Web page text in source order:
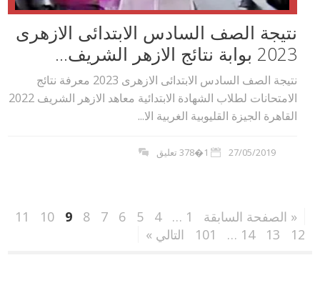
نتيجة الصف السادس الابتدائى الازهرى
2023 بوابة نتائج الازهر الشريف...
نتيجة الصف السادس الابتدائى الازهرى 2023 معرفة نتائج
الامتحانات لطلاب الشهادة الابتدائية معاهد الازهر الشريف 2022
القاهرة الجيزة القليوبية الغربية الا...
27/05/2019 1�378 تعليق
« الصفحة السابقة 1
…
4
5
6
7
8
9
10
11
12
13
14
…
101 التالي »